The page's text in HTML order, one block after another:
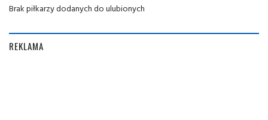
Brak piłkarzy dodanych do ulubionych
REKLAMA